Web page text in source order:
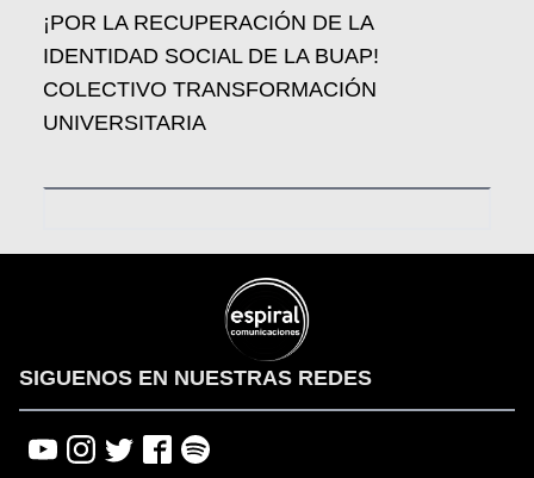
¡POR LA RECUPERACIÓN DE LA
IDENTIDAD SOCIAL DE LA BUAP!
COLECTIVO TRANSFORMACIÓN
UNIVERSITARIA
SIGUENOS EN NUESTRAS REDES